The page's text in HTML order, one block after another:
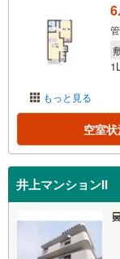
もっと見る
空室
井上マンションII